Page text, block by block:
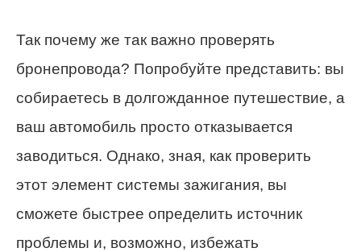
Так почему же так важно проверять
бронепровода? Попробуйте представить: вы
собираетесь в долгожданное путешествие, а
ваш автомобиль просто отказывается
заводиться. Однако, зная, как проверить
этот элемент системы зажигания, вы
сможете быстрее определить источник
проблемы и, возможно, избежать